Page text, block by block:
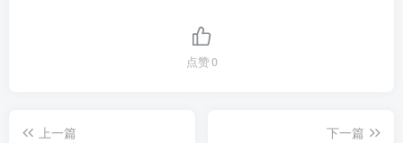
点赞0
上一篇
下一篇